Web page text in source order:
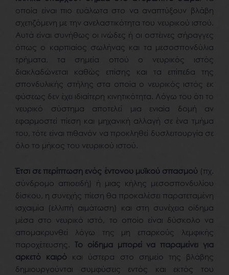
οποία είναι πιο ευάλωτα στο να αναπτύξουν βλάβη
σχετιζόμενη με την ανελαστικότητα του νευρικού ιστού.
Αυτά είναι συνήθως οι ινώδες ή οι οστέινες σήραγγες
όπως ο καρπιαίος σωλήνας και τα μεσοσπονδύλια
τρήματα, τα σημεία οπού ο νευρικός ιστός
διακλαδώνεται καθώς επίσης και τα επίπεδα της
σπονδυλικής στήλης στα οποία ο νευρικός ιστός εκ
φύσεως δεν έχει ιδιαίτερη κινητικότητα. Λόγω του ότι το
νευρικό σύστημα αποτελεί μια ενιαία δομή αν
εφαρμοστεί πίεση και μηχανική αλλαγή σε ένα τμήμα
του, τότε είναι πιθανόν να προκληθεί δυσλειτουργία σε
όλο το μήκος του νευρικού ιστού.
Έτσι σε περίπτωση ενός έντονου μυϊκού σπασμού(πχ.
σύνδρομο απιοειδή) ή μιας κήλης μεσοσπονδυλίου
δίσκου, η συνεχής πίεση θα προκαλέσει παρατεταμένη
ισχαιμία (ελλιπή αιμάτωση) και στη συνέχεια οίδημα
μέσα στο νευρικό ιστό, το οποίο είναι δύσκολο να
απομακρυνθεί λόγω της μη επαρκούς λεμφικής
παροχέτευσης. Το οίδημα μπορεί να παραμείνει για
αρκετό καιρό και ύστερα στο σημείο της βλάβης
δημιουργούνται συμφύσεις εντός και εκτός του